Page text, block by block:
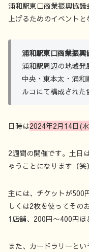
浦和駅東口商業振興協
上げるためのイベントと
浦和駅東口商業振興
浦和駅周辺の地域発
中央・東本太・浦
ルコにて構成された
日時は2024年2月14日(
2週間の開催です。土日
ゃうことになります（笑）
主には、チケットが500
しくは2枚を使ってその
1店舗、200円〜400円ほ
また、カードラリーと